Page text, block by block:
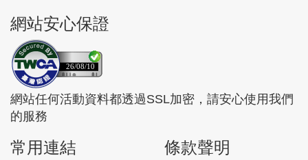
網站安心保證
26/08/10
網站任何活動資料都透過SSL加密，請安心使用我們
的服務
常用連結 條款聲明